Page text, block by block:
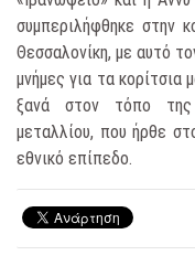
συμπεριλήφθηκε στην
Θεσσαλονίκη, με αυτό
μνήμες για τα κορίτσια
ξανά στον τόπο της
μεταλλίου, που ήρθε
εθνικό επίπεδο.